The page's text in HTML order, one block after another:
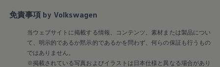
安心プログラム
メンテナンスプログラム
延長保証ウォルフィサポート
カスタマーセンター
タイヤパンク補償
認定中古車
“Certified Pre-Owned”の品質とは
免責事項 by Volkswagen
当ウェブサイトに掲載する情報、コンテンツ、素材または製品につい
て、明示的であるか黙示的であるかを問わず、何らの保証も行うもの
ではありません。
※掲載されている写真およびイラストは日本仕様と異なる場合があり